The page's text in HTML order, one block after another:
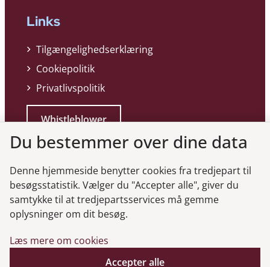
Links
Tilgængelighedserklæring
Cookiepolitik
Privatlivspolitik
Whistleblower
Genveje
Gå til virksomhedsregisteret
Gå til selskabsmeddelelser
Du bestemmer over dine data
Denne hjemmeside benytter cookies fra tredjepart til
besøgsstatistik. Vælger du "Accepter alle", giver du
samtykke til at tredjepartsservices må gemme
oplysninger om dit besøg.
Læs mere om cookies
Accepter alle